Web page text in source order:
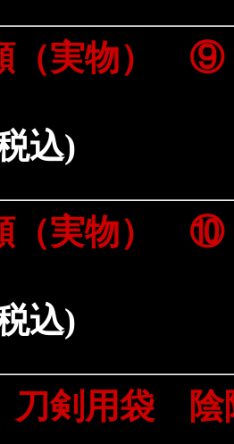
（実物） ⑨
込)
（実物） ⑩
込)
剣用袋 陰